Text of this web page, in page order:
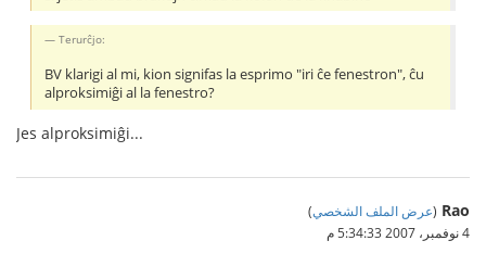
Terurĉjo:
BV klarigi al mi, kion signifas la esprimo "iri ĉe fenestron", ĉu
alproksimiĝi al la fenestro?
Jes alproksimiĝi...
Rao
(عرض الملف الشخصي)
4 نوفمبر، 2007 5:34:33 م